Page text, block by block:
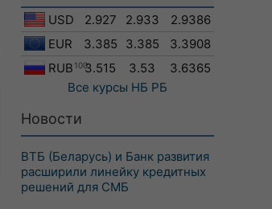
USD 2.927 2.933
2.9386
EUR
3.385 3.385
3.3908
RUB 1003.515 3.53
3.6365
Все курсы НБ РБ
Новости
ВТБ (Беларусь) и Банк развития
расширили линейку кредитных
решений для СМБ